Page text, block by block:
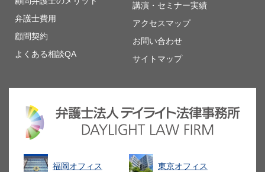
弁護士費用
顧問契約
よくある相談QA
講演・セミナー実績
アクセスマップ
お問い合わせ
サイトマップ
福岡オフィス 東京オフィス